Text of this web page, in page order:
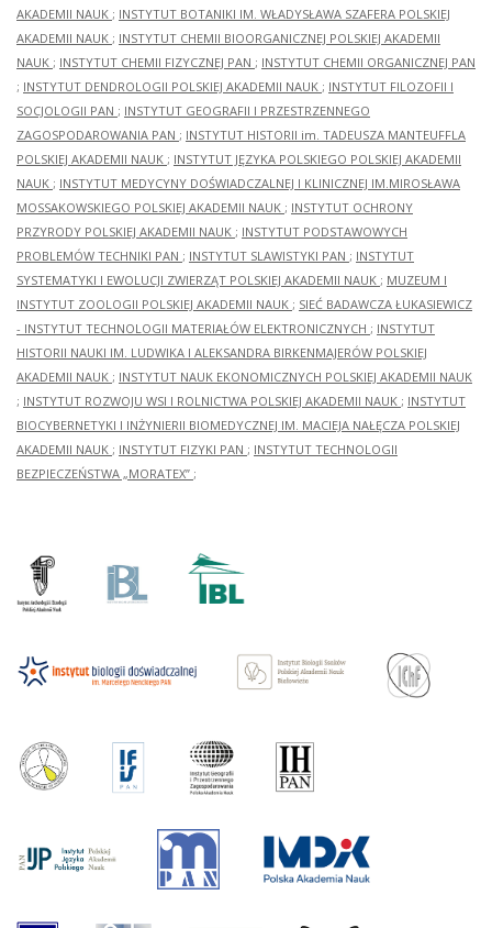
AKADEMII NAUK ; INSTYTUT BOTANIKI IM. WŁADYSŁAWA SZAFERA POLSKIEJ
AKADEMII NAUK ; INSTYTUT CHEMII BIOORGANICZNEJ POLSKIEJ AKADEMII
NAUK ; INSTYTUT CHEMII FIZYCZNEJ PAN ; INSTYTUT CHEMII ORGANICZNEJ PAN
; INSTYTUT DENDROLOGII POLSKIEJ AKADEMII NAUK ; INSTYTUT FILOZOFII I
SOCJOLOGII PAN ; INSTYTUT GEOGRAFII I PRZESTRZENNEGO
ZAGOSPODAROWANIA PAN ; INSTYTUT HISTORII im. TADEUSZA MANTEUFFLA
POLSKIEJ AKADEMII NAUK ; INSTYTUT JĘZYKA POLSKIEGO POLSKIEJ AKADEMII
NAUK ; INSTYTUT MEDYCYNY DOŚWIADCZALNEJ I KLINICZNEJ IM.MIROSŁAWA
MOSSAKOWSKIEGO POLSKIEJ AKADEMII NAUK ; INSTYTUT OCHRONY
PRZYRODY POLSKIEJ AKADEMII NAUK ; INSTYTUT PODSTAWOWYCH
PROBLEMÓW TECHNIKI PAN ; INSTYTUT SLAWISTYKI PAN ; INSTYTUT
SYSTEMATYKI I EWOLUCJI ZWIERZĄT POLSKIEJ AKADEMII NAUK ; MUZEUM I
INSTYTUT ZOOLOGII POLSKIEJ AKADEMII NAUK ; SIEĆ BADAWCZA ŁUKASIEWICZ
- INSTYTUT TECHNOLOGII MATERIAŁÓW ELEKTRONICZNYCH ; INSTYTUT
HISTORII NAUKI IM. LUDWIKA I ALEKSANDRA BIRKENMAJERÓW POLSKIEJ
AKADEMII NAUK ; INSTYTUT NAUK EKONOMICZNYCH POLSKIEJ AKADEMII NAUK
; INSTYTUT ROZWOJU WSI I ROLNICTWA POLSKIEJ AKADEMII NAUK ; INSTYTUT
BIOCYBERNETYKI I INŻYNIERII BIOMEDYCZNEJ IM. MACIEJA NAŁĘCZA POLSKIEJ
AKADEMII NAUK ; INSTYTUT FIZYKI PAN ; INSTYTUT TECHNOLOGII
BEZPIECZEŃSTWA „MORATEX” ;